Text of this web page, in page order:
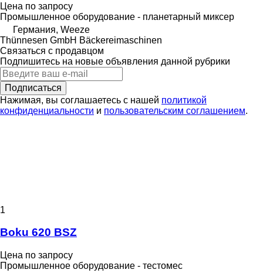
Цена по запросу
Промышленное оборудование - планетарный миксер
Германия, Weeze
Thünnesen GmbH Bäckereimaschinen
Связаться с продавцом
Подпишитесь на новые объявления данной рубрики
Подписаться
Нажимая, вы соглашаетесь с нашей политикой
конфиденциальности и пользовательским соглашением.
1
Boku 620 BSZ
Цена по запросу
Промышленное оборудование - тестомес